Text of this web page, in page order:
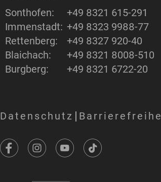
Sonthofen:
+49 8321 615-291
Immenstadt: +49 8323 9988-77
Rettenberg:
+49 8327 920-40
Blaichach:
+49 8321 8008-510
Burgberg:
+49 8321 6722-20
Datenschutz